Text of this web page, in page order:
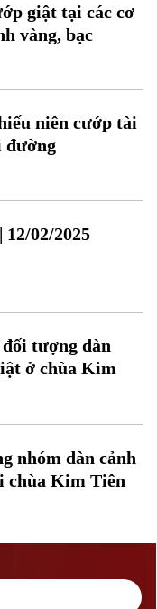
giật tại các cơ
vàng, bạc
niên cướp tài
đường
12/02/2025
tượng dàn
ở chùa Kim
nhóm dàn cảnh
chùa Kim Tiên